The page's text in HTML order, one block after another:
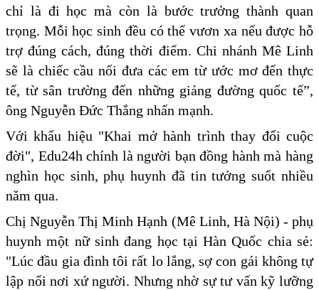
chỉ là đi học mà còn là bước trưởng thành quan
trọng. Mỗi học sinh đều có thể vươn xa nếu được hỗ
trợ đúng cách, đúng thời điểm. Chi nhánh Mê Linh
sẽ là chiếc cầu nối đưa các em từ ước mơ đến thực
tế, từ sân trường đến những giảng đường quốc tế”,
ông Nguyễn Đức Thắng nhấn mạnh.
Với khẩu hiệu "Khai mở hành trình thay đổi cuộc
đời", Edu24h chính là người bạn đồng hành mà hàng
nghìn học sinh, phụ huynh đã tin tưởng suốt nhiều
năm qua.
Chị Nguyễn Thị Minh Hạnh (Mê Linh, Hà Nội) - phụ
huynh một nữ sinh đang học tại Hàn Quốc chia sẻ:
"Lúc đầu gia đình tôi rất lo lắng, sợ con gái không tự
lập nổi nơi xứ người. Nhưng nhờ sự tư vấn kỹ lưỡng